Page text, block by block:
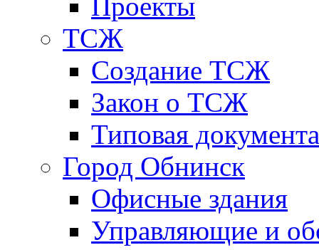
ТСЖ
Создание ТСЖ
Закон о ТСЖ
Типовая
Город Обнинск
Офисные здания
Управляющие и